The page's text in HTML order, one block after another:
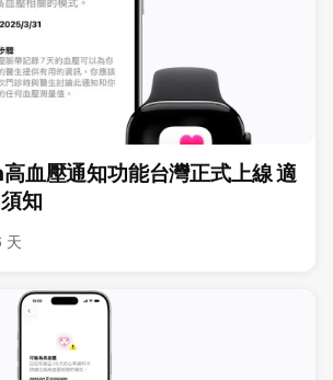
血壓通知功能台灣正式上線 適
知
天